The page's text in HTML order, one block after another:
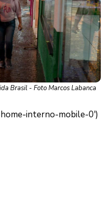
Brasil - Foto Marcos Labanca